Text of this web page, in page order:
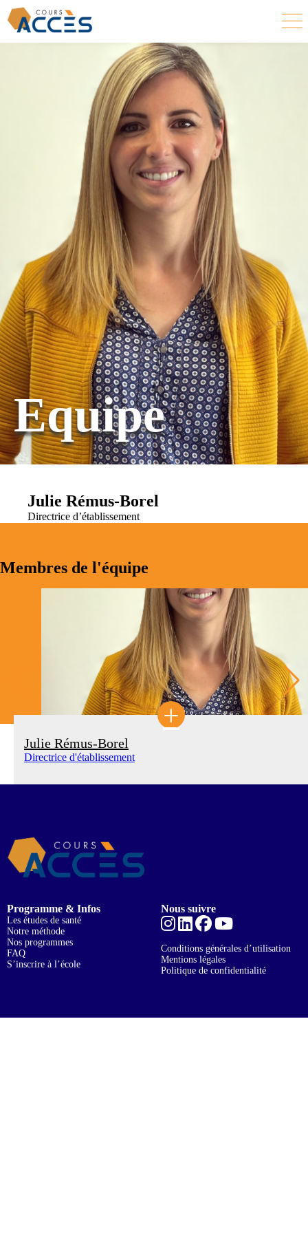
Equipe
Julie Rémus-Borel
Directrice d’établissement
Membres de l'équipe
+
Julie Rémus-Borel
Directrice d'établissement
Programme & Infos
Les études de santé
Notre méthode
Nos programmes
FAQ
S’inscrire à l’école
Nous suivre
Conditions générales d’utilisation
Mentions légales
Politique de confidentialité